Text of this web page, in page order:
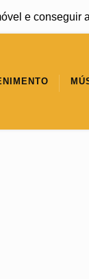
conseguir a